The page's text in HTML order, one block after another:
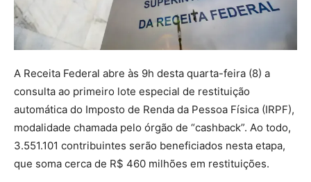
A Receita Federal abre às 9h desta quarta-feira (8) a
consulta ao primeiro lote especial de restituição
automática do Imposto de Renda da Pessoa Física (IRPF),
modalidade chamada pelo órgão de “cashback”. Ao todo,
3.551.101 contribuintes serão beneficiados nesta etapa,
que soma cerca de R$ 460 milhões em restituições.